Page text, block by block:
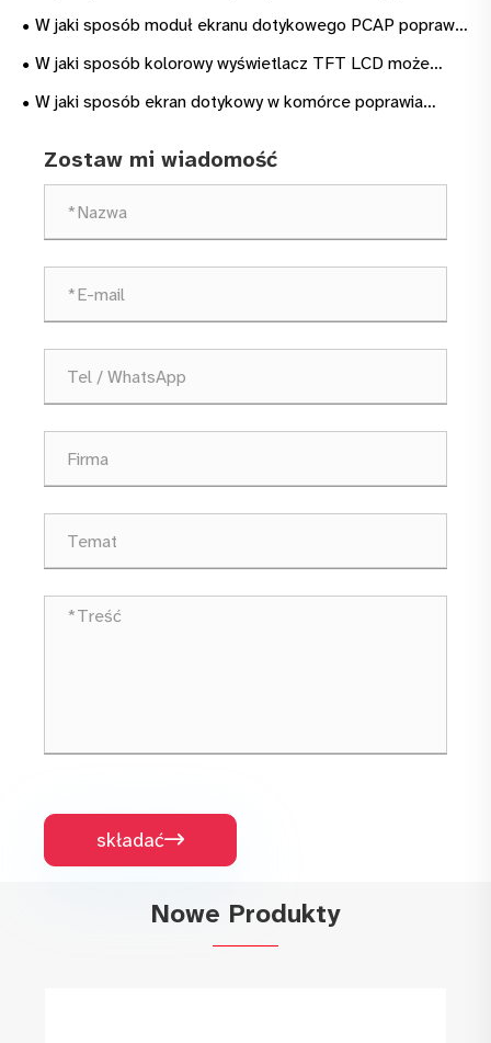
zwiększyć wydajność urządzenia?
W jaki sposób moduł ekranu dotykowego PCAP poprawia
interakcję z urządzeniami?
W jaki sposób kolorowy wyświetlacz TFT LCD może
poprawić jakość obrazu?
W jaki sposób ekran dotykowy w komórce poprawia
Zostaw mi wiadomość
składać
Nowe Produkty